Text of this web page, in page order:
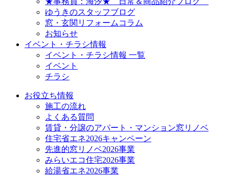
ゆうきのスタッフブログ
窓・玄関リフォームコラム
お知らせ
イベント・チラシ情報
イベント・チラシ情報 一覧
イベント
チラシ
お役立ち情報
施工の流れ
よくある質問
賃貸・分譲のアパート・マンション窓リノベ
住宅省エネ2026キャンペーン
先進的窓リノベ2026事業
みらいエコ住宅2026事業
給湯省エネ2026事業